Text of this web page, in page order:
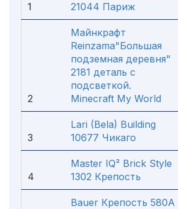
1
21044 Париж
2
Майнкрафт
Reinzama"Большая
подземная деревня"
2181 деталь с
подсветкой.
Minecraft My World
3
Lari (Bela) Building
10677 Чикаго
4
Master IQ² Brick Style
1302 Крепость
Bauer Крепость 580А